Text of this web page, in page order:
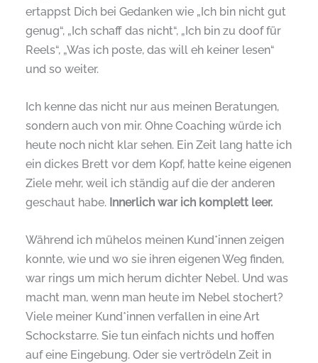
ertappst Dich bei Gedanken wie „Ich bin nicht gut
genug“, „Ich schaff das nicht“, „Ich bin zu doof für
Reels“, „Was ich poste, das will eh keiner lesen“
und so weiter.
Ich kenne das nicht nur aus meinen Beratungen,
sondern auch von mir. Ohne Coaching würde ich
heute noch nicht klar sehen. Ein Zeit lang hatte ich
ein dickes Brett vor dem Kopf, hatte keine eigenen
Ziele mehr, weil ich ständig auf die der anderen
geschaut habe. Innerlich war ich komplett leer.
Während ich mühelos meinen Kund*innen zeigen
konnte, wie und wo sie ihren eigenen Weg finden,
war rings um mich herum dichter Nebel. Und was
macht man, wenn man heute im Nebel stochert?
Viele meiner Kund*innen verfallen in eine Art
Schockstarre. Sie tun einfach nichts und hoffen
auf eine Eingebung. Oder sie vertrödeln Zeit in